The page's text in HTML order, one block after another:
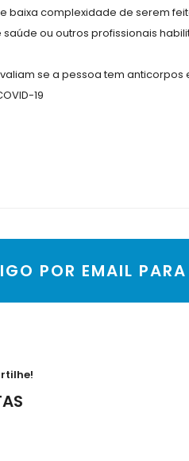
baixa complexidade de serem
ou outros profissionais
se a pessoa tem anticorpos
19
POR EMAIL